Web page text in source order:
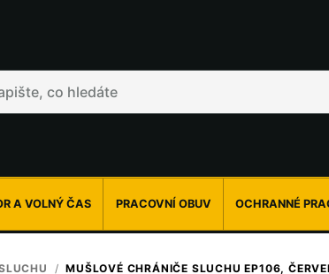
A VOLNÝ ČAS PRACOVNÍ OBUV OCHRANNÉ
/ MUŠLOVÉ CHRÁNIČE SLUCHU EP106,